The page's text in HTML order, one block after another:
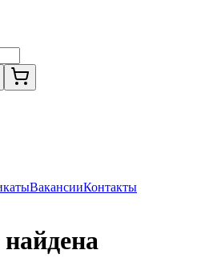
ВакансииКонтакты